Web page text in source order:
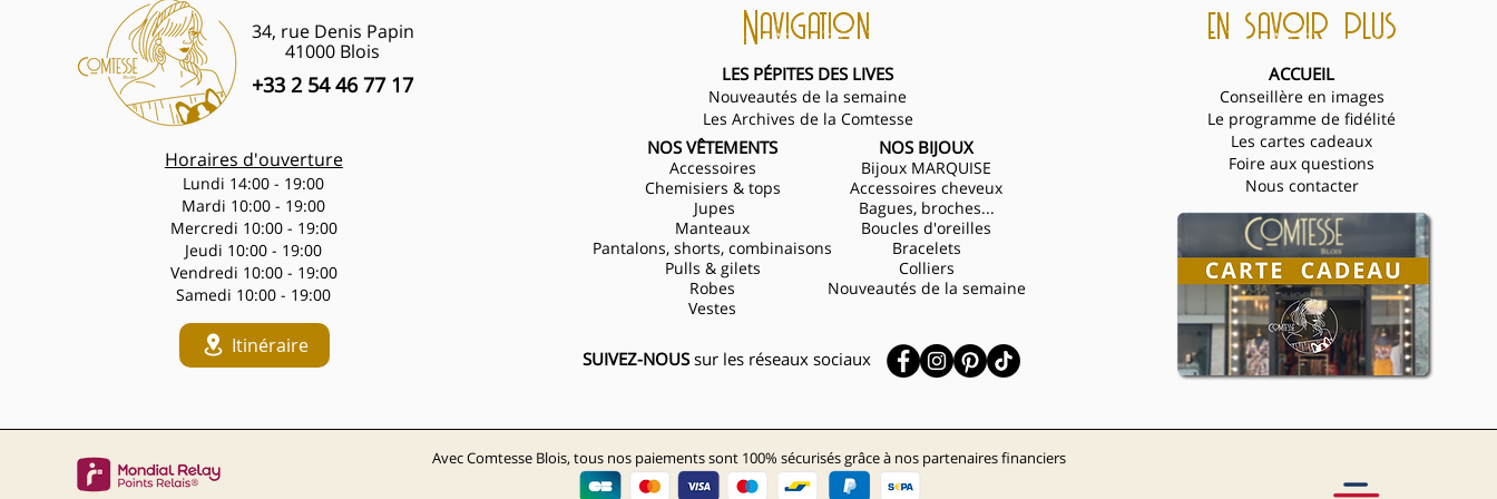
34, rue Denis Papin
41000 Blois
+33 2 54 46 77 17
Horaires d'ouverture
Lundi 14:00 - 19:00
Mardi 10:00 - 19:00
Mercredi 10:00 - 19:00
Jeudi 10:00 - 19:00
Vendredi 10:00 - 19:00
Samedi 10:00 - 19:00
Itinéraire
Navigation
LES PÉPITES DES LIVES
Nouveautés de la semaine
Les Archives de la Comtesse
NOS BIJOUX
Bijoux MARQUISE
Accessoires cheveux
Bagues, broches...
Boucles d'oreilles
Bracelets
Colliers
Nouveautés de la semaine
NOS VÊTEMENTS
Accessoires
Chemisiers & tops
Jupes
Manteaux
Pantalons, shorts, combinaisons
Pulls & gilets
Robes
Vestes
SUIVEZ-NOUS sur les réseaux sociaux
en savoir plus
ACCUEIL
Conseillère en images
Le programme de fidélité
Les cartes cadeaux
Foire aux questions
Nous contacter
Avec Comtesse Blois, tous nos paiements sont 100% sécurisés grâce à nos partenaires financiers